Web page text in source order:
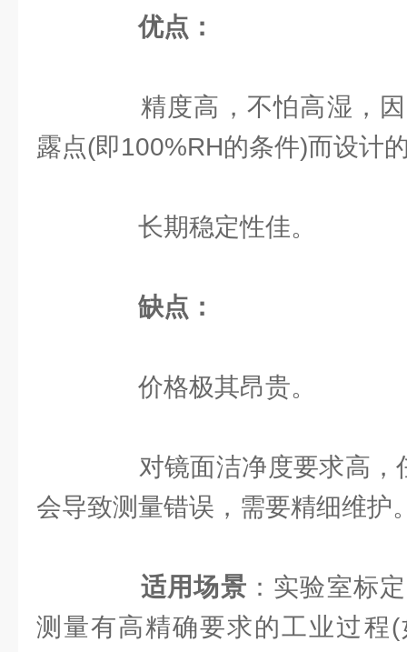
优点：
精度高，不怕高湿，因
露点(即100%RH的条件)而设计
长期稳定性佳。
缺点：
价格极其昂贵。
对镜面洁净度要求高，
会导致测量错误，需要精细维护
适用场景 ：实验室标
测量有高精确要求的工业过程